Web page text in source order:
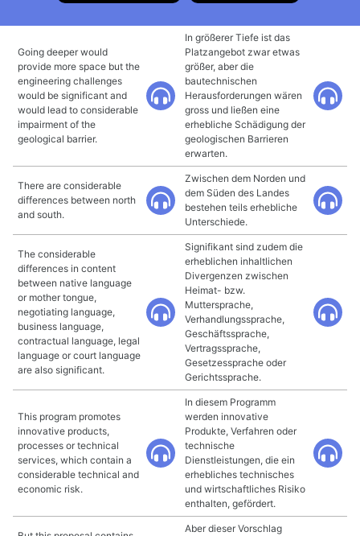
Going deeper would
provide more space but the
engineering challenges
would be significant and
would lead to considerable
impairment of the
geological barrier.
In größerer Tiefe ist das
Platzangebot zwar etwas
größer, aber die
bautechnischen
Herausforderungen wären
gross und ließen eine
erhebliche Schädigung der
geologischen Barrieren
erwarten.
There are considerable
differences between north
and south.
Zwischen dem Norden und
dem Süden des Landes
bestehen teils erhebliche
Unterschiede.
The considerable
differences in content
between native language
or mother tongue,
negotiating language,
business language,
contractual language, legal
language or court language
are also significant.
Signifikant sind zudem die
erheblichen inhaltlichen
Divergenzen zwischen
Heimat- bzw.
Muttersprache,
Verhandlungssprache,
Geschäftssprache,
Vertragssprache,
Gesetzessprache oder
Gerichtssprache.
This program promotes
innovative products,
processes or technical
services, which contain a
considerable technical and
economic risk.
In diesem Programm
werden innovative
Produkte, Verfahren oder
technische
Dienstleistungen, die ein
erhebliches technisches
und wirtschaftliches Risiko
enthalten, gefördert.
Aber dieser Vorschlag